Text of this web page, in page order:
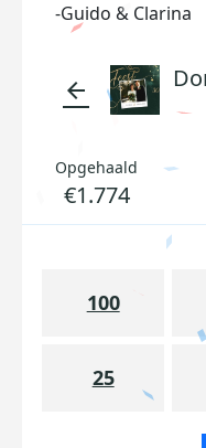
-Guido & Clarina
arrow_back
Opgehaald
€1.774
100
25